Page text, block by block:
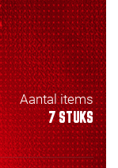
Aantal items
7 STUKS